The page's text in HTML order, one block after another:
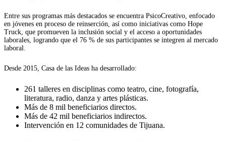
Entre sus programas más destacados se encuentra PsicoCreativo, enfocado
en jóvenes en proceso de reinserción, así como iniciativas como Hope
Truck, que promueven la inclusión social y el acceso a oportunidades
laborales, logrando que el 76 % de sus participantes se integren al mercado
laboral.
Desde 2015, Casa de las Ideas ha desarrollado:
261 talleres en disciplinas como teatro, cine, fotografía,
literatura, radio, danza y artes plásticas.
Más de 8 mil beneficiarios directos.
Más de 42 mil beneficiarios indirectos.
Intervención en 12 comunidades de Tijuana.